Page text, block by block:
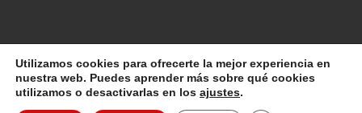
© 2026La Huella Digital– Todos los derechos reservados
Utilizamos cookies para ofrecerte la mejor experiencia en
nuestra web. Puedes aprender más sobre qué cookies
utilizamos o desactivarlas en los ajustes.